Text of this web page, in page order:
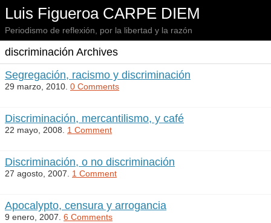
Luis Figueroa CARPE DIEM
Periodismo de reflexión, por la libertad y la razón
discriminación Archives
Segregación, racismo y discriminación
29 marzo, 2010. 0 Comments
Discriminación, mercantilismo, y café
22 mayo, 2008. 1 Comment
Discriminación, o no discriminación
27 agosto, 2007. 1 Comment
Apocalypto, censura y arrogancia
9 enero, 2007. 6 Comments